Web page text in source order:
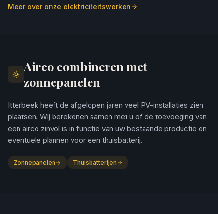
Meer over onze elektriciteitswerken
Airco combineren met
zonnepanelen
Itterbeek heeft de afgelopen jaren veel PV-installaties zien
plaatsen. Wij berekenen samen met u of de toevoeging van
een airco zinvol is in functie van uw bestaande productie en
eventuele plannen voor een thuisbatterij.
Zonnepanelen Thuisbatterijen